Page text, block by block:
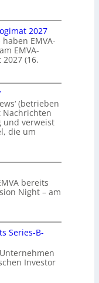
2027
EMVA-
EMVA-
(16.
(betrieben
Nachrichten
und verweist
die um
bereits
Night – am
Series-B-
Investor